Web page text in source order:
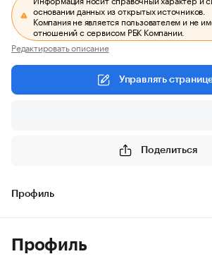
основании данных из открытых источников.
Компания не является пользователем и не
отношений с сервисом РБК Компании.
Редактировать описание
Управлять
Поделиться
Профиль
Профиль